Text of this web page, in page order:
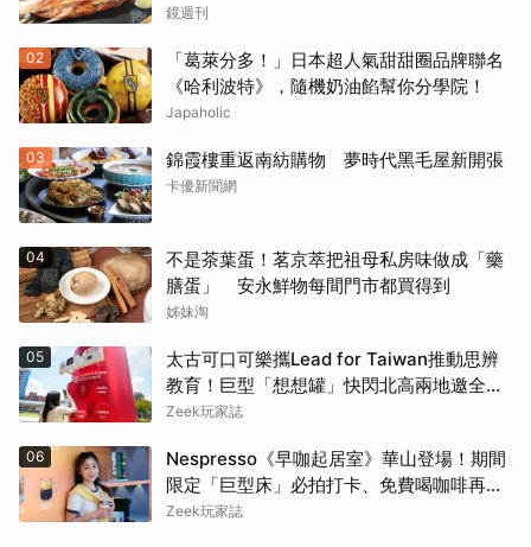
鏡週刊
02
「葛萊分多！」日本超人氣甜甜圈品牌聯名
《哈利波特》，隨機奶油餡幫你分學院！
Japaholic
03 錦霞樓重返南紡購物 夢時代黑毛屋新開張
卡優新聞網
04
不是茶葉蛋！茗京萃把祖母私房味做成「藥
膳蛋」 安永鮮物每間門市都買得到
姊妹淘
05
太古可口可樂攜Lead for Taiwan推動思辨
教育！巨型「想想罐」快閃北高兩地邀全民
挑戰「打破慣性」
Zeek玩家誌
06
Nespresso《早咖起居室》華山登場！期間
限定「巨型床」必拍打卡、免費喝咖啡再拿
好禮
Zeek玩家誌